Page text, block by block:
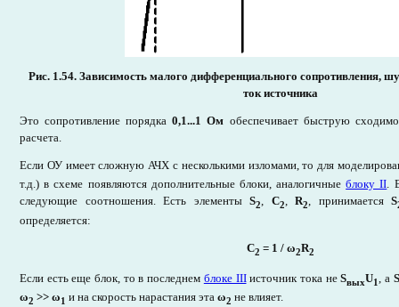
Рис. 1.54. Зависимость малого дифференциального сопротивления,
ток источника
Это сопротивление порядка0,1...1 Ом обеспечивает быструю
расчета.
Если ОУ имеет сложную АЧХ с несколькими изломами, то для
т.д.) в схеме появляются дополнительные блоки, аналогичныеблоку II.
следующие соотношения. Есть элементыS2, C2,R2, принимаетсяS
определяется:
C2 = 1 / ω2R2
Если есть еще блок, то в последнем блоке IIIисточник тока неSвыхU1 , а S
ω2 >> ω1 и на скорость нарастания эта ω2 не влияет.